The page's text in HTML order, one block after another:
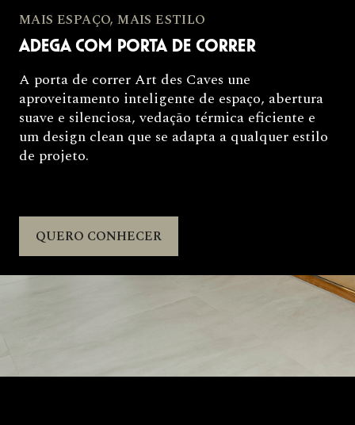
MAIS ESPAÇO, MAIS ESTILO
ADEGA COM PORTA DE CORRER
A porta de correr Art des Caves une
aproveitamento inteligente de espaço, abertura
suave e silenciosa, vedação térmica eficiente e
um design clean que se adapta a qualquer estilo
de projeto.
QUERO CONHECER